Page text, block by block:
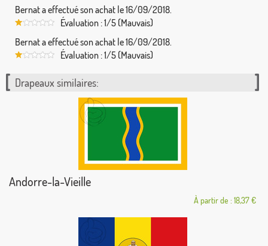
Bernat a effectué son achat le 16/09/2018.
Évaluation : 1/5 (Mauvais)
Bernat a effectué son achat le 16/09/2018.
Évaluation : 1/5 (Mauvais)
Drapeaux similaires:
Andorre-la-Vieille
À partir de : 18,37 €